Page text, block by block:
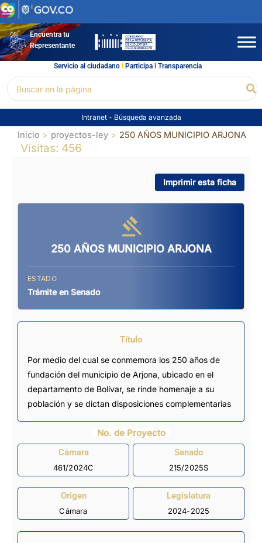
Ir
al
contenidoEncuentra tu
Representante
Servicio al ciudadano l Participal Transparencia
por:
Intranet - Búsqueda avanzada
Inicio proyectos-ley 250 AÑOS MUNICIPIO ARJONA
Visitas: 456
Imprimir esta ficha
250 AÑOS MUNICIPIO ARJONA
ESTADO
Trámite en Senado
Título
Por medio del cual se conmemora los 250 años de
fundación del municipio de Arjona, ubicado en el
departamento de Bolívar, se rinde homenaje a su
población y se dictan disposiciones complementarias
No. de Proyecto
Cámara
461/2024C
Senado
215/2025S
Origen
Cámara
Legislatura
2024-2025